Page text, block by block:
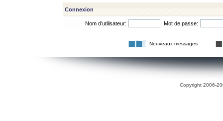
Connexion
Nom d’utilisateur: Mot de passe:
Nouveaux messages
Copyright 2006-